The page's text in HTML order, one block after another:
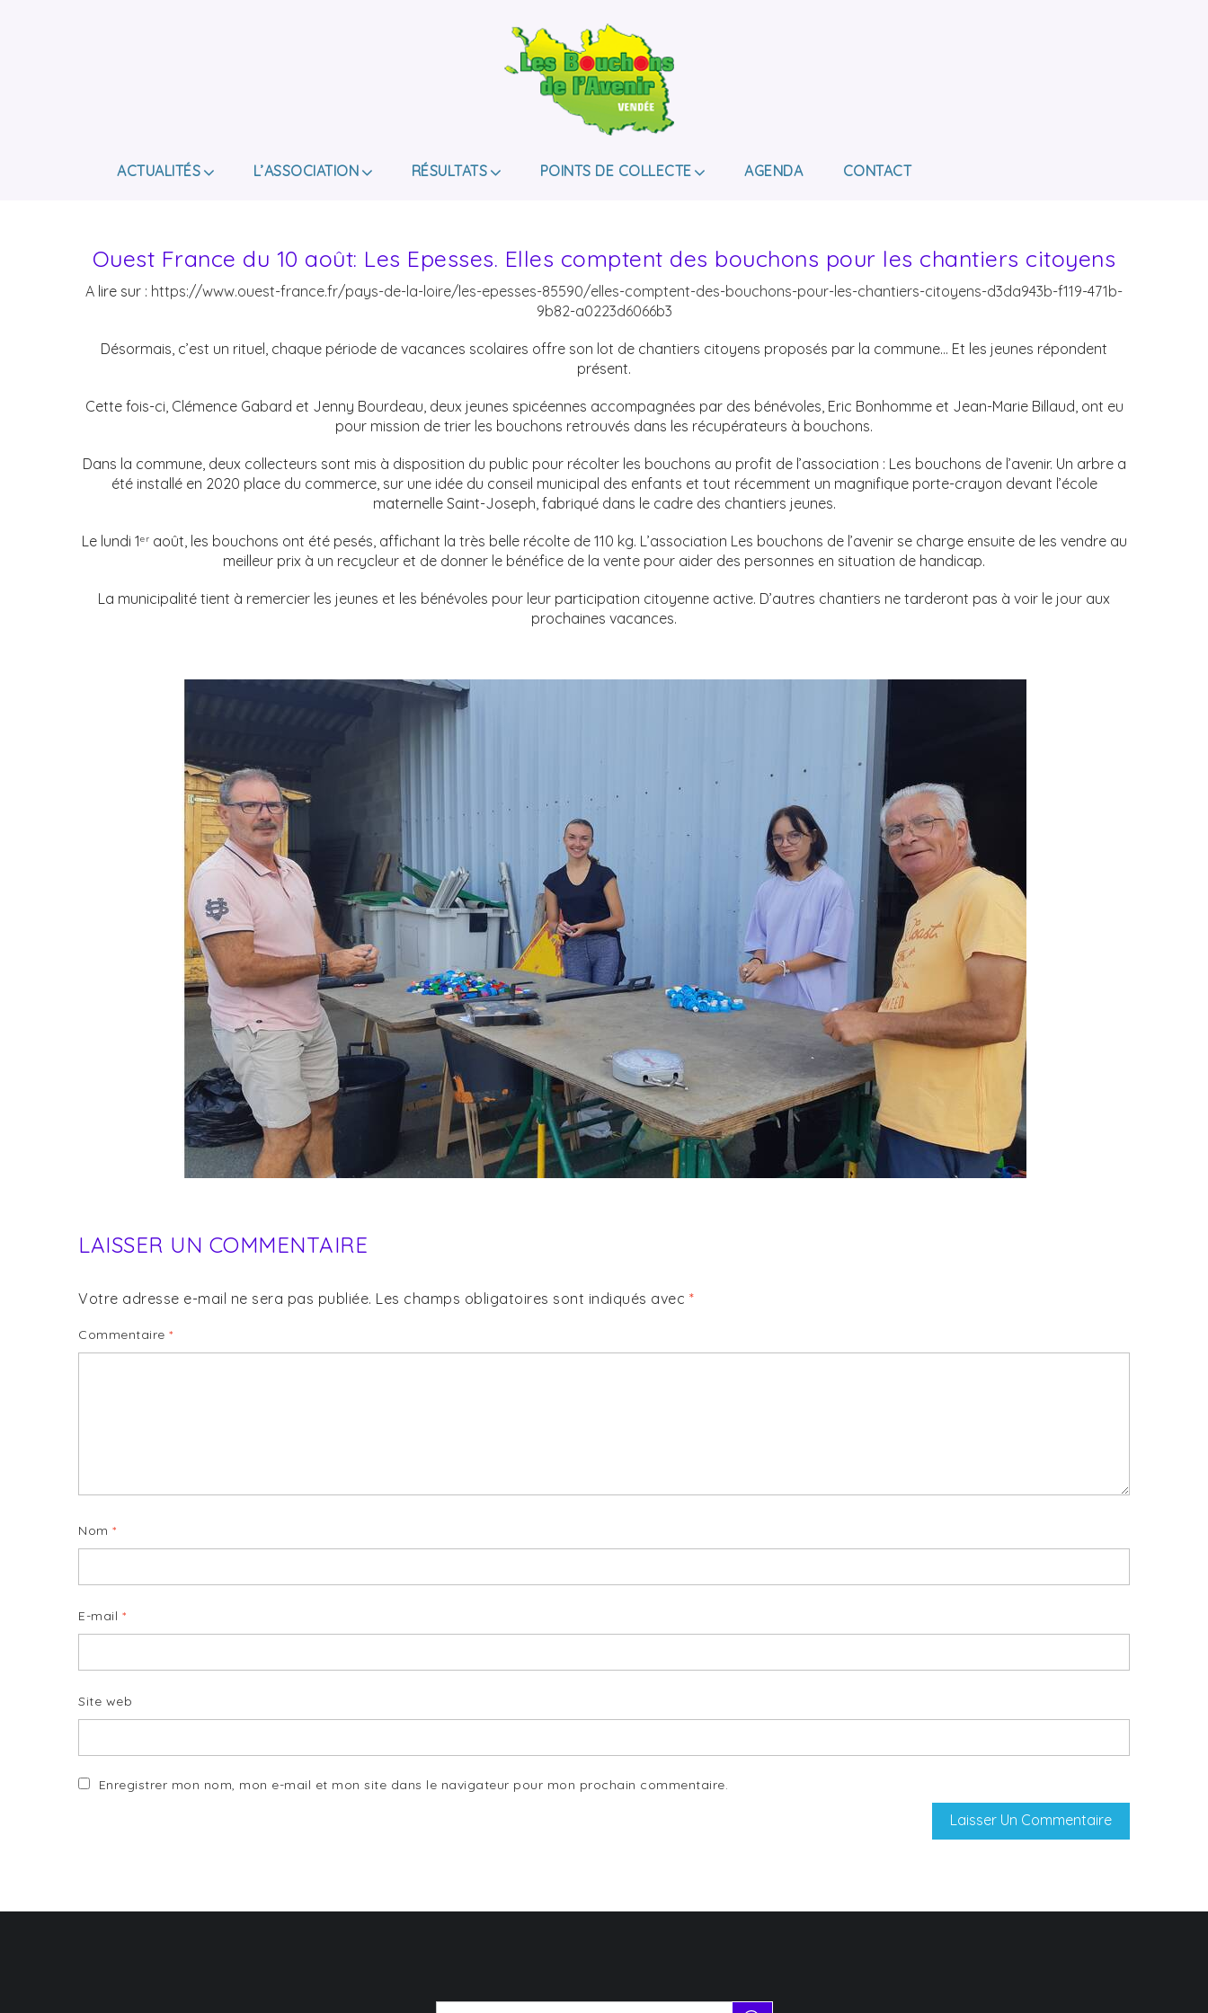
LES BOUCHONS DE L'AVENIR
DE HANDICAP.
ACTUALITÉS L’ASSOCIATION RÉSULTATS POINTS DE COLLECTE AGENDA CONTACT
Ouest France du 10 août: Les Epesses. Elles comptent des bouchons pour les chantiers citoyens
A lire sur : https://www.ouest-france.fr/pays-de-la-loire/les-epesses-85590/elles-comptent-des-bouchons-pour-les-chantiers-citoyens-d3da943b-f119-471b-
9b82-a0223d6066b3
Désormais, c’est un rituel, chaque période de vacances scolaires offre son lot de chantiers citoyens proposés par la commune… Et les jeunes répondent
présent.
Cette fois-ci, Clémence Gabard et Jenny Bourdeau, deux jeunes spicéennes accompagnées par des bénévoles, Eric Bonhomme et Jean-Marie Billaud, ont eu
pour mission de trier les bouchons retrouvés dans les récupérateurs à bouchons.
Dans la commune, deux collecteurs sont mis à disposition du public pour récolter les bouchons au profit de l’association : Les bouchons de l’avenir. Un arbre a
été installé en 2020 place du commerce, sur une idée du conseil municipal des enfants et tout récemment un magnifique porte-crayon devant l’école
maternelle Saint-Joseph, fabriqué dans le cadre des chantiers jeunes.
Le lundi 1eraoût, les bouchons ont été pesés, affichant la très belle récolte de 110 kg. L’association Les bouchons de l’avenir se charge ensuite de les vendre au
meilleur prix à un recycleur et de donner le bénéfice de la vente pour aider des personnes en situation de handicap.
La municipalité tient à remercier les jeunes et les bénévoles pour leur participation citoyenne active. D’autres chantiers ne tarderont pas à voir le jour aux
prochaines vacances.
LAISSER UN COMMENTAIRE
Votre adresse e-mail ne sera pas publiée. Les champs obligatoires sont indiqués avec *
Commentaire *
Nom *
E-mail *
Site web
Enregistrer mon nom, mon e-mail et mon site dans le navigateur pour mon prochain commentaire.